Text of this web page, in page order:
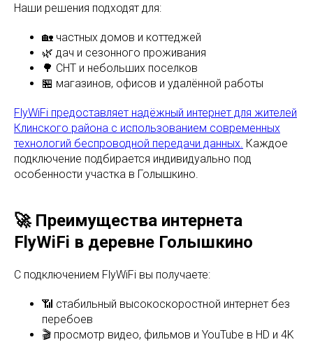
Наши решения подходят для:
🏡 частных домов и коттеджей
🌿 дач и сезонного проживания
🌳 СНТ и небольших поселков
🏪 магазинов, офисов и удалённой работы
FlyWiFi предоставляет надёжный интернет для жителей
Клинского района с использованием современных
технологий беспроводной передачи данных. Каждое
подключение подбирается индивидуально под
особенности участка в Голышкино.
🚀 Преимущества интернета
FlyWiFi в деревне Голышкино
С подключением FlyWiFi вы получаете:
📶 стабильный высокоскоростной интернет без
перебоев
🎬 просмотр видео, фильмов и YouTube в HD и 4K